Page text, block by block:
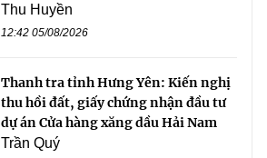
Thu Huyền
12:42 05/08/2026
Thanh tra tỉnh Hưng Yên: Kiến nghị
thu hồi đất, giấy chứng nhận đầu tư
dự án Cửa hàng xăng dầu Hải Nam
Trần Quý